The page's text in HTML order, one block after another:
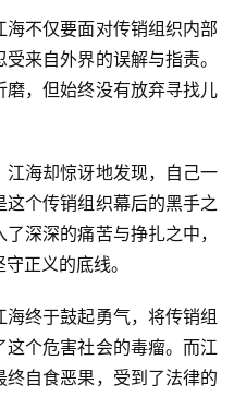
不仅要面对传销组织内部
来自外界的误解与指责。
，但始终没有放弃寻找儿
海却惊讶地发现，自己一
个传销组织幕后的黑手之
深深的痛苦与挣扎之中，
正义的底线。
终于鼓起勇气，将传销组
个危害社会的毒瘤。而江
自食恶果，受到了法律的